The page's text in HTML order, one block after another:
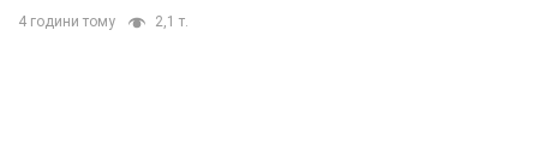
4 години тому 2,1 т.